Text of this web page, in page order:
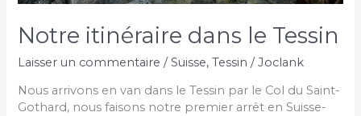
Notre itinéraire dans le Tessin
Laisser un commentaire /Suisse,Tessin /Joclank
Nous arrivons en van dans le Tessin par le Col du Saint-
Gothard, nous faisons notre premier arrêt en Suisse-